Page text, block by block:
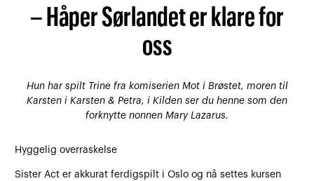
– Håper Sørlandet er klare for
oss
Hun har spilt Trine fra komiserien Mot i Brøstet, moren til
Karsten i Karsten & Petra, i Kilden ser du henne som den
forknytte nonnen Mary Lazarus.
Hyggelig overraskelse
Sister Act er akkurat ferdigspilt i Oslo og nå settes kursen